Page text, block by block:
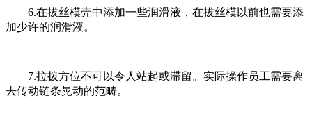
6.在拔丝模壳中添加一些润滑液，在拔丝模以前也需要添
加少许的润滑液。
7.拉拨方位不可以令人站起或滞留。实际操作员工需要离
去传动链条晃动的范畴。